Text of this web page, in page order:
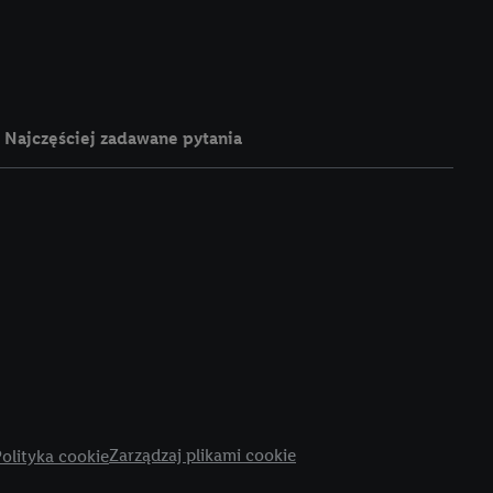
Najczęściej zadawane pytania
cookieZarządzaj plikami cookie
możemy
rozpoznać
W tym celu
adresu IP. Jeśli
użyciu adresu IP i